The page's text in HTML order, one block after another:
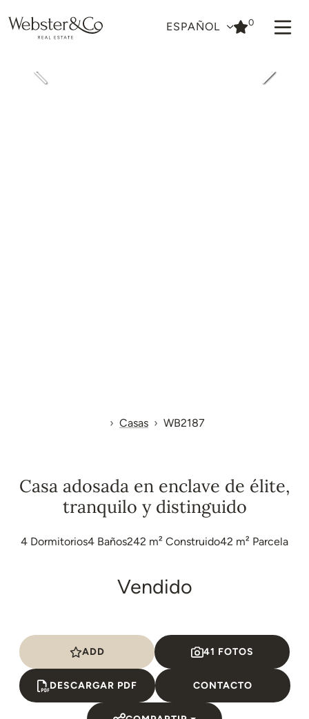
ESPAÑOL 0
Casas WB2187
Casa adosada en enclave de élite,
tranquilo y distinguido
4 Dormitorios4 Baños242 m² Construido42 m² Parcela
Vendido
ADD 41 FOTOS
DESCARGAR PDF CONTACTO